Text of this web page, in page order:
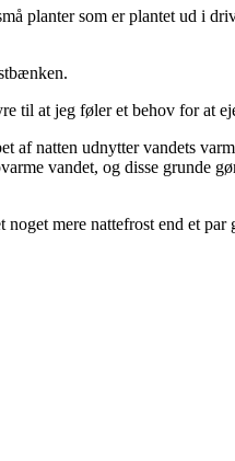
planter som er plantet ud i
til at jeg føler et behov for at
af natten udnytter vandets
vandet, og disse grunde
mere nattefrost end et par